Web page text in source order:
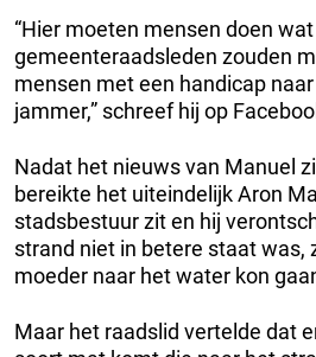
“Hier moeten mensen doen wat
gemeenteraadsleden zouden
mensen met een handicap
jammer,” schreef hij op
Nadat het nieuws van Manuel
bereikte het uiteindelijk Aron
stadsbestuur zit en hij
strand niet in betere staat was,
moeder naar het water kon
Maar het raadslid vertelde dat